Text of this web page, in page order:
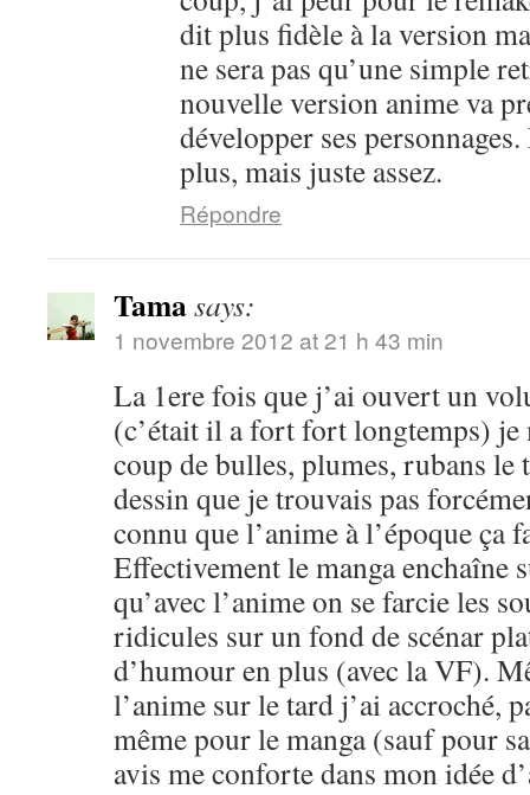
dit plus fidèle à la version
ne sera pas qu’une simple
nouvelle version anime va
développer ses
plus, mais juste assez.
Répondre
Tamasays:
1 novembre 2012 at 21 h 43 min
La 1ere fois que j’ai ouvert un
(c’était il a fort fort longtemps) je
coup de bulles, plumes, rubans le
dessin que je trouvais pas
connu que l’anime à l’époque ça
Effectivement le manga enchaîne
qu’avec l’anime on se farcie les
ridicules sur un fond de scénar
d’humour en plus (avec la VF).
l’anime sur le tard j’ai accroché,
même pour le manga (sauf pour
avis me conforte dans mon idée